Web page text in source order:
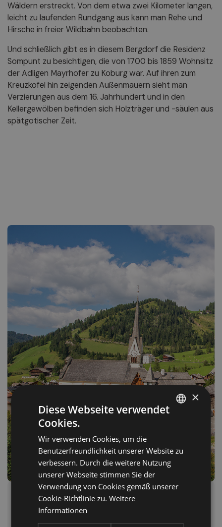
Wäldern erstreckt. Von dem etwa zwei Kilometer langen,
leicht zu laufenden Rundgang aus kann man Rehe und
Hirsche in freier Wildbahn beobachten.
Und schließlich gibt es in diesem Bergdorf die Residenz
Sompunt zu besichtigen, die von 1700 bis 1859 Wohnsitz
der Adligen Mayrhofer zu Koburg war. Auf ihren zum
Kreuzkofel hin zeigenden Außenmauern sieht man
Verzierungen aus dem 16. Jahrhundert und in den
Kellergewölben befinden sich Holzträger und -säulen aus
spätgotischer Zeit.
Leonhard: Religion, Barockkunst
und Meditation
×
Diese Webseite verwendet
Cookies.
Wir verwenden Cookies, um die
Benutzerfreundlichkeit unserer Website zu
verbessern. Durch die weitere Nutzung
unserer Webseite stimmen Sie der
Verwendung von Cookies gemäß unserer
Cookie-Richtlinie zu. Weitere
Informationen